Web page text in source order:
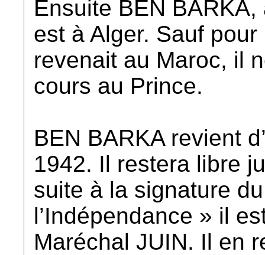
Ensuite BEN
est à Alger. Sauf
revenait au Maroc, il
cours au Prince.
BEN BARKA revient
1942. Il restera libre
suite à la signature
l’Indépendance » il
Maréchal JUIN. Il en